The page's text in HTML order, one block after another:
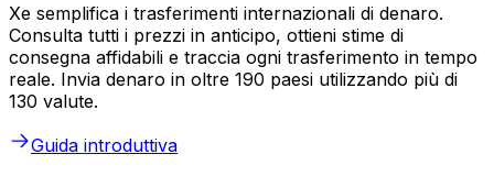
Xe semplifica i trasferimenti internazionali di denaro.
Consulta tutti i prezzi in anticipo, ottieni stime di
consegna affidabili e traccia ogni trasferimento in tempo
reale. Invia denaro in oltre 190 paesi utilizzando più di
130 valute.
Guida introduttiva